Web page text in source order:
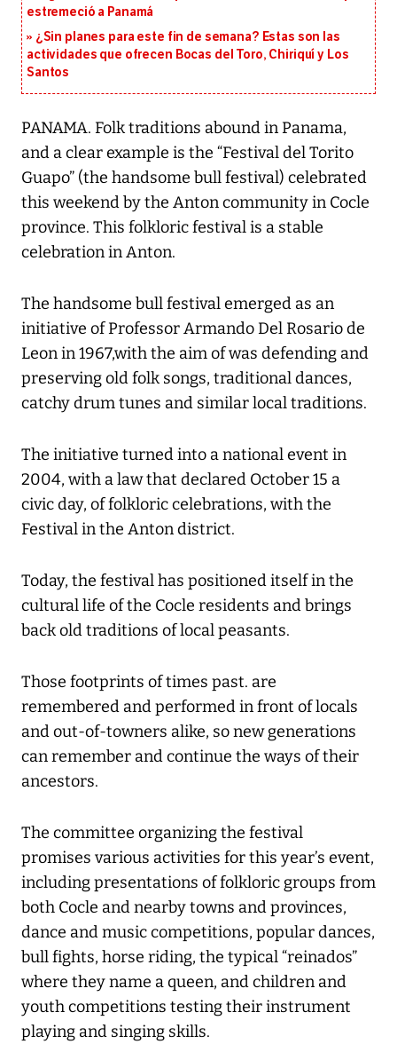
estremeció a Panamá
¿Sin planes para este fin de semana? Estas son las
actividades que ofrecen Bocas del Toro, Chiriquí y Los
Santos
PANAMA. Folk traditions abound in Panama,
and a clear example is the “Festival del Torito
Guapo” (the handsome bull festival) celebrated
this weekend by the Anton community in Cocle
province. This folkloric festival is a stable
celebration in Anton.
The handsome bull festival emerged as an
initiative of Professor Armando Del Rosario de
Leon in 1967,with the aim of was defending and
preserving old folk songs, traditional dances,
catchy drum tunes and similar local traditions.
The initiative turned into a national event in
2004, with a law that declared October 15 a
civic day, of folkloric celebrations, with the
Festival in the Anton district.
Today, the festival has positioned itself in the
cultural life of the Cocle residents and brings
back old traditions of local peasants.
Those footprints of times past. are
remembered and performed in front of locals
and out-of-towners alike, so new generations
can remember and continue the ways of their
ancestors.
The committee organizing the festival
promises various activities for this year’s event,
including presentations of folkloric groups from
both Cocle and nearby towns and provinces,
dance and music competitions, popular dances,
bull fights, horse riding, the typical “reinados”
where they name a queen, and children and
youth competitions testing their instrument
playing and singing skills.